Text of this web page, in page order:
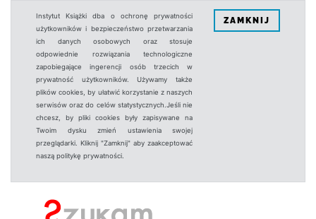
Instytut Książki dba o ochronę prywatności
użytkowników i bezpieczeństwo przetwarzania
ich danych osobowych oraz stosuje
odpowiednie rozwiązania technologiczne
zapobiegające ingerencji osób trzecich w
prywatność użytkowników. Używamy także
plików cookies, by ułatwić korzystanie z naszych
serwisów oraz do celów statystycznych.Jeśli nie
chcesz, by pliki cookies były zapisywane na
Twoim dysku zmień ustawienia swojej
przeglądarki. Kliknij "Zamknij" aby zaakceptować
naszą politykę prywatności.
ZAMKNIJ